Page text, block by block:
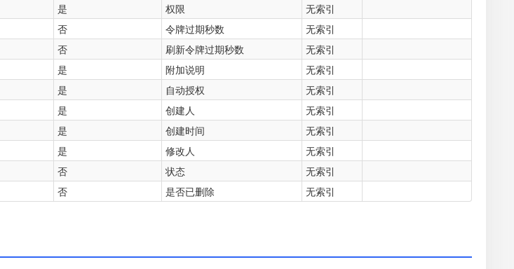
是 权限
无索引
否 令牌过期秒数
无索引
否 刷新令牌过期秒数
无索引
是 附加说明
无索引
是 自动授权
无索引
是 创建人
无索引
是 创建时间
无索引
是 修改人
无索引
否 状态
无索引
否 是否已删除 无索引